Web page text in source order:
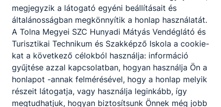
az álláshely betöltéséhez szükséges iskolai
végzettség, szakképzettség, szakvizsga
meglétét igazoló okmányok másolata,
90 napnál nem régebbi hatósági erkölcsi
bizonyítvány,
a pályázó szakmai gyakorlatát igazoló
dokumentum (munkáltatói igazolás, munkakör
megnevezésével),
megjegyzik a látogató egyéni beállításait és
általánosságban megkönnyítik a honlap használatát.
A Tolna Megyei SZC Hunyadi Mátyás Vendéglátó és
Turisztikai Technikum és Szakképző Iskola a cookie-
kat a következő célokból használja: információ
gyűjtése azzal kapcsolatban, hogyan használja Ön a
honlapot -annak felmérésével, hogy a honlap melyik
részeit látogatja, vagy használja leginkább, így
megtudhatjuk, hogyan biztosítsunk Önnek még jobb